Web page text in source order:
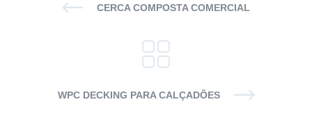
CERCA COMPOSTA COMERCIAL
WPC DECKING PARA CALÇADÕES